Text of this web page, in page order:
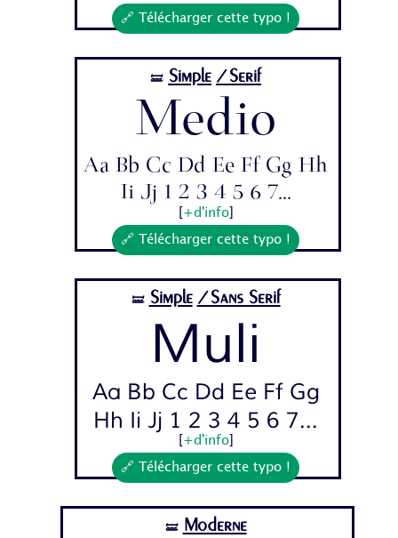
🔗 Télécharger cette typo !
🝛 Simple /Serif
Medio
Aa Bb Cc Dd Ee Ff Gg Hh
Ii Jj 1 2 3 4 5 6 7...
+d'info]
🔗 Télécharger cette typo !
🝛 Simple /Sans Serif
Muli
Aa Bb Cc Dd Ee Ff Gg
Hh Ii Jj 1 2 3 4 5 6 7...
+d'info]
🔗 Télécharger cette typo !
🝛 Moderne